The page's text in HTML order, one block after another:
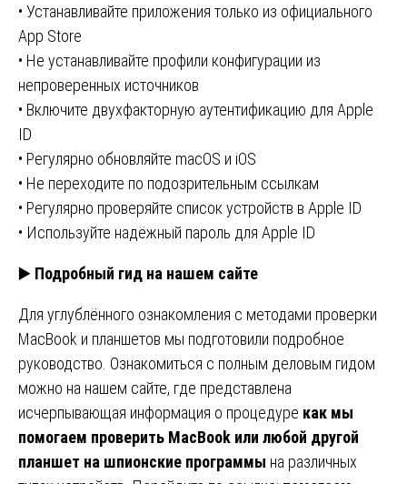
• Устанавливайте приложения только из официального
App Store
• Не устанавливайте профили конфигурации из
непроверенных источников
• Включите двухфакторную аутентификацию для Apple
ID
• Регулярно обновляйте macOS и iOS
• Не переходите по подозрительным ссылкам
• Регулярно проверяйте список устройств в Apple ID
• Используйте надёжный пароль для Apple ID
▶️ Подробный гид на нашем сайте
Для углублённого ознакомления с методами проверки
MacBook и планшетов мы подготовили подробное
руководство. Ознакомиться с полным деловым гидом
можно на нашем сайте, где представлена
исчерпывающая информация о процедуре как мы
помогаем проверить MacBook или любой другой
планшет на шпионские программы на различных